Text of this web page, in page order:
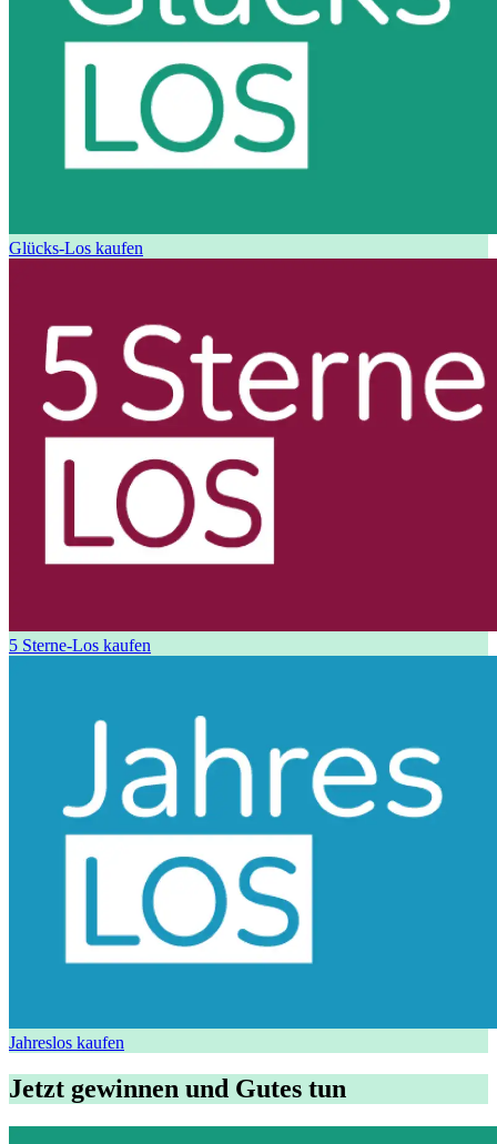
Glücks-Los kaufen
5 Sterne-Los kaufen
Jahreslos kaufen
Jetzt gewinnen und Gutes tun